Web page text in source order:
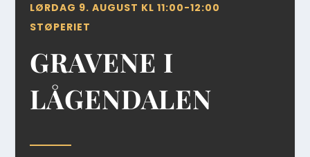
LØRDAG 9. AUGUST KL 11:00-12:00
STØPERIET
GRAVENE I
LÅGENDALEN